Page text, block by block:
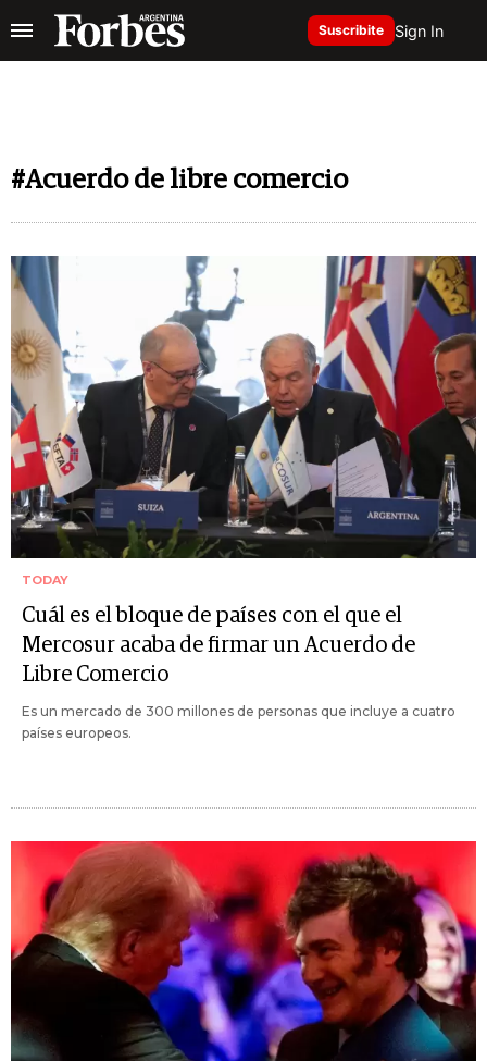
Suscribite Sign In
#Acuerdo de libre comercio
TODAY
Cuál es el bloque de países con el que el
Mercosur acaba de firmar un Acuerdo de
Libre Comercio
Es un mercado de 300 millones de personas que incluye a cuatro
países europeos.